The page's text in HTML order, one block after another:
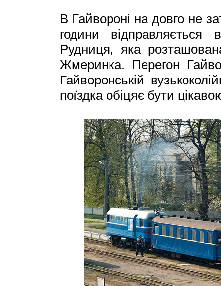
В Гайвороні на довго не
години відправляється
Рудниця, яка
Жмеринка. Перегон
Гайворонській
поїздка обіцяє бути